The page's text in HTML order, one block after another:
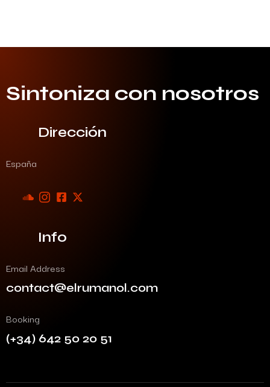
Sintoniza con nosotros
Dirección
España
Info
Email Address
contact@elrumanol.com
Booking
(+34) 642 50 20 51